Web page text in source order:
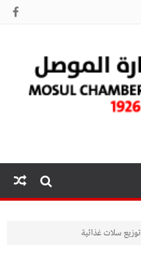
الموصل
توزيع سلات غذائية